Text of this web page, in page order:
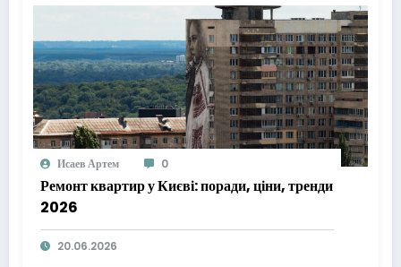
Исаев Артем 0
Ремонт квартир у Києві: поради, ціни, тренди
2026
20.06.2026